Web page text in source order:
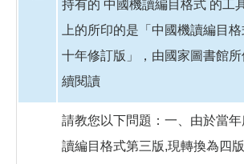
持有的 中國機讀編目格式 的工
上的所印的是「中國機讀編目
十年修訂版」，由國家圖書館所
續閱讀
請教您以下問題：一、由於當
讀編目格式第三版,現轉換為四